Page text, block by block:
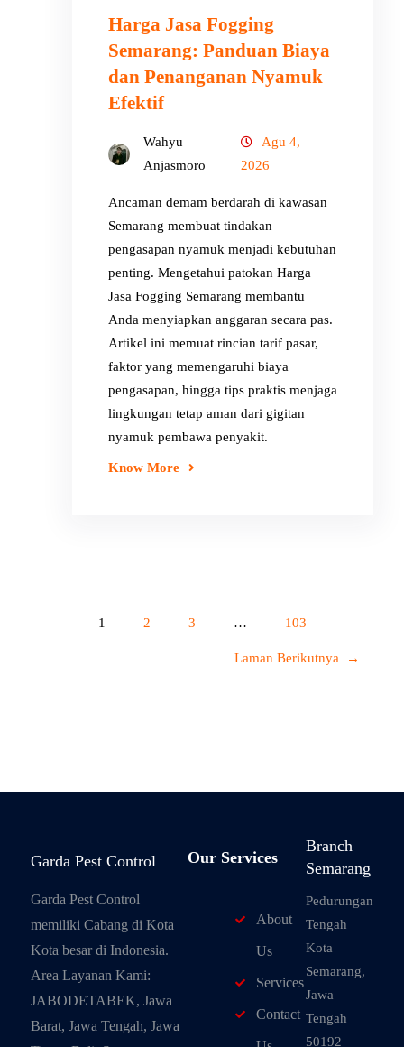
Harga Jasa Fogging
Semarang: Panduan Biaya
dan Penanganan Nyamuk
Efektif
Wahyu
Anjasmoro
Agu 4,
2026
Ancaman demam berdarah di kawasan
Semarang membuat tindakan
pengasapan nyamuk menjadi kebutuhan
penting. Mengetahui patokan Harga
Jasa Fogging Semarang membantu
Anda menyiapkan anggaran secara pas.
Artikel ini memuat rincian tarif pasar,
faktor yang memengaruhi biaya
pengasapan, hingga tips praktis menjaga
lingkungan tetap aman dari gigitan
nyamuk pembawa penyakit.
Know More
1 2 3 … 103
Laman Berikutnya →
Garda Pest Control
Garda Pest Control
memiliki Cabang di Kota
Kota besar di Indonesia.
Area Layanan Kami:
JABODETABEK, Jawa
Barat, Jawa Tengah, Jawa
Our Services
About
Us
Services
Contact
Branch
Semarang
Pedurungan
Tengah
Kota
Semarang,
Jawa
Tengah
50192